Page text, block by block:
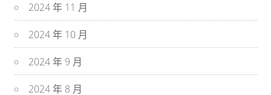
2024 年 11 月
2024 年 10 月
2024 年 9 月
2024 年 8 月